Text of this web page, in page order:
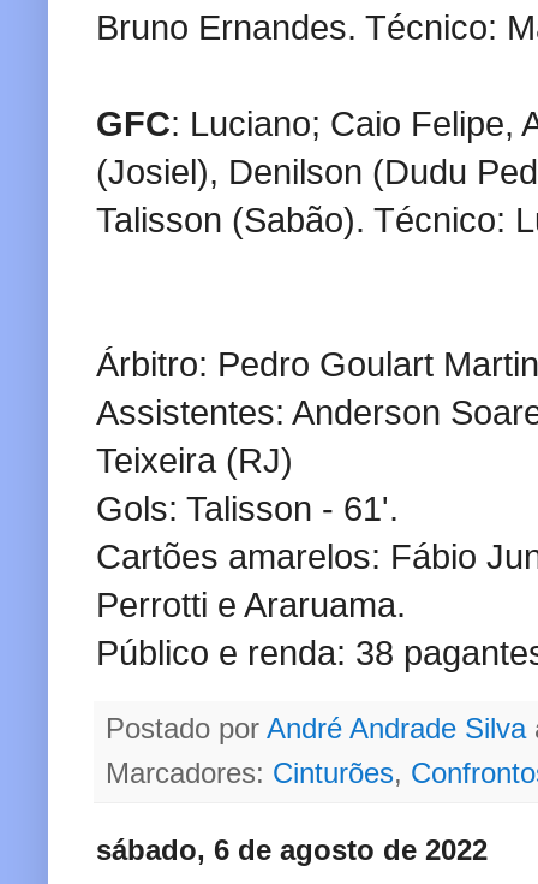
Bruno Ernandes. Técnico:
GFC: Luciano; Caio Felipe,
(Josiel), Denilson (Dudu
Talisson (Sabão). Técnico:
Árbitro: Pedro Goulart
Assistentes: Anderson
Teixeira (RJ)
Gols: Talisson - 61'.
Cartões amarelos: Fábio
Perrotti e Araruama.
Público e renda: 38
Postado por André Andrade Silva
Marcadores: Cinturões,
sábado, 6 de agosto de 2022